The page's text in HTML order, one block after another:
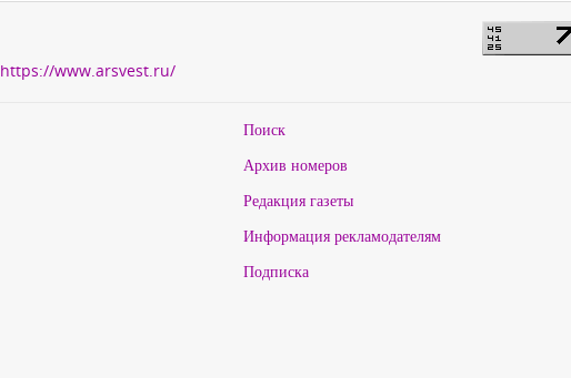
https://www.arsvest.ru/
Поиск
Архив номеров
Редакция газеты
Информация рекламодателям
Подписка